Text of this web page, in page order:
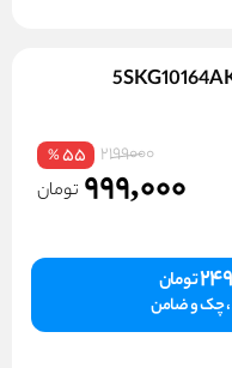
2199000
55
%
999,000 تومان
تومان
، چک و ضامن